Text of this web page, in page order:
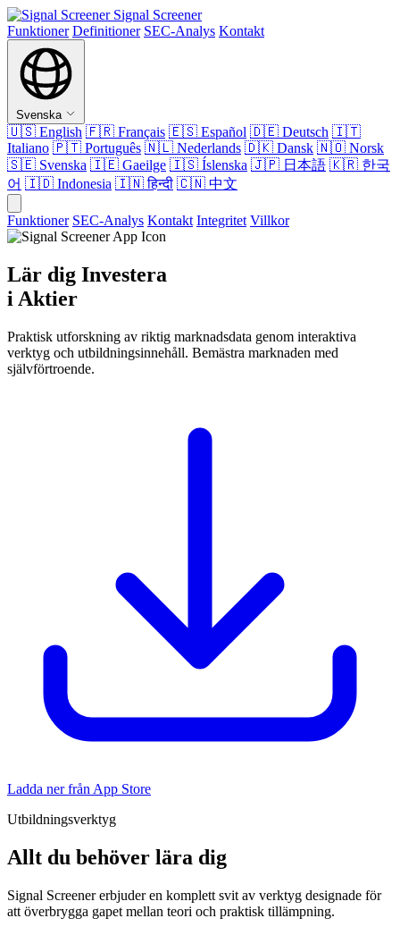
Signal Screener
Funktioner Definitioner SEC-Analys Kontakt
Svenska
🇺🇸 English 🇫🇷 Français 🇪🇸 Español 🇩🇪 Deutsch 🇮🇹
Italiano 🇵🇹 Português 🇳🇱 Nederlands 🇩🇰 Dansk 🇳🇴 Norsk
🇸🇪 Svenska 🇮🇪 Gaeilge 🇮🇸 Íslenska 🇯🇵 日本語 🇰🇷 한국
어 🇮🇩 Indonesia 🇮🇳हिन्दी 🇨🇳 中文
Funktioner SEC-Analys Kontakt Integritet Villkor
Lär dig Investera
i Aktier
Praktisk utforskning av riktig marknadsdata genom interaktiva
verktyg och utbildningsinnehåll. Bemästra marknaden med
självförtroende.
Ladda ner från App Store
Utbildningsverktyg
Allt du behöver lära dig
Signal Screener erbjuder en komplett svit av verktyg designade för
att överbrygga gapet mellan teori och praktisk tillämpning.